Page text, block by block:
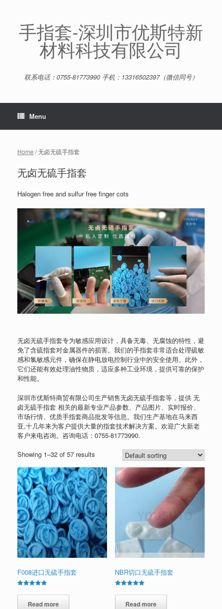
content手指套-深圳市优斯特新
材料科技有限公司
联系电话：0755-81773990 手机：13316502397（微信同号）
Menu
Home / 无卤无硫手指套
无卤无硫手指套
Halogen free and sulfur free finger cots
无卤无硫手指套专为敏感应用设计，具备无毒、无腐蚀的特性，避
免了含硫指套对金属器件的损害。我们的手指套非常适合处理硫敏
感和氯敏感元件，确保在静电放电控制行业中的安全使用。此外，
它们还能有效处理油性物质，适应多种工业环境，提供可靠的保护
和性能。
深圳市优斯特商贸有限公司生产销售无卤无硫手指套等，提供 无
卤无硫手指套 相关的最新专业产品参数、产品图片、实时报价、
市场行情、优质手指套商品批发等信息。我们生产基地在马来西
亚,十几年来为客户提供大量的指套技术解决方案。欢迎广大新老
客户来电咨询。咨询电话： 0755-81773990.
Showing 1–32 of 57 results
F008进口无硫手指套
5.00
out of 5Read more
NBR切口无硫手指套
5.00
out of 5Read more